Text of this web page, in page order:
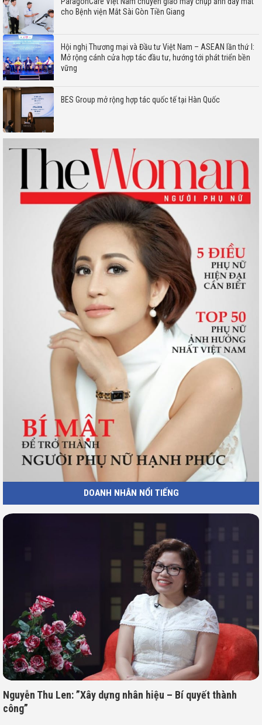
cho Bệnh viện Mắt Sài Gòn Tiền Giang
Hội nghị Thương mại và Đầu tư Việt Nam – ASEAN lần thứ I:
Mở rộng cánh cửa hợp tác đầu tư, hướng tới phát triển bền
vững
BES Group mở rộng hợp tác quốc tế tại Hàn Quốc
DOANH NHÂN NỔI TIẾNG
Nguyễn Thu Len: ”Xây dựng nhân hiệu – Bí quyết thành
công”